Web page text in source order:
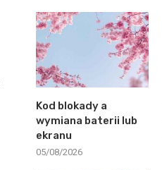
Kod blokady a
wymiana baterii lub
ekranu
05/08/2026